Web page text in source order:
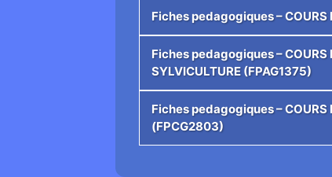
Fiches pedagogiques – COURS
Fiches pedagogiques – COURS
SYLVICULTURE (FPAG1375)
Fiches pedagogiques – COURS
(FPCG2803)